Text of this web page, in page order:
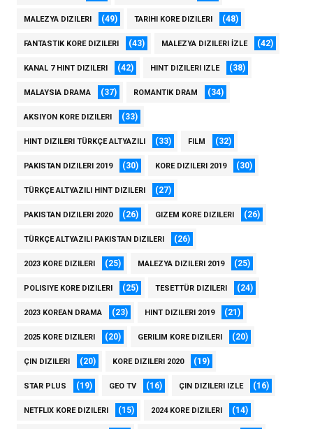
MALEZYA DIZILERI (49) TARIHI KORE DIZILERI (48)
FANTASTIK KORE DIZILERI (43) MALEZYA DIZILERI İZLE (42)
KANAL 7 HINT DIZILERI (42) HINT DIZILERI IZLE (38)
MALAYSIA DRAMA (37) ROMANTIK DRAM (34)
AKSIYON KORE DIZILERI (33)
HINT DIZILERI TÜRKÇE ALTYAZILI (33) FILM (32)
PAKISTAN DIZILERI 2019 (30) KORE DIZILERI 2019 (30)
TÜRKÇE ALTYAZILI HINT DIZILERI (27)
PAKISTAN DIZILERI 2020 (26) GIZEM KORE DIZILERI (26)
TÜRKÇE ALTYAZILI PAKISTAN DIZILERI (26)
2023 KORE DIZILERI (25) MALEZYA DIZILERI 2019 (25)
POLISIYE KORE DIZILERI (25) TESETTÜR DIZILERI (24)
2023 KOREAN DRAMA (23) HINT DIZILERI 2019 (21)
2025 KORE DIZILERI (20) GERILIM KORE DIZILERI (20)
ÇIN DIZILERI (20) KORE DIZILERI 2020 (19)
STAR PLUS (19) GEO TV (16) ÇIN DIZILERI IZLE (16)
NETFLIX KORE DIZILERI (15) 2024 KORE DIZILERI (14)